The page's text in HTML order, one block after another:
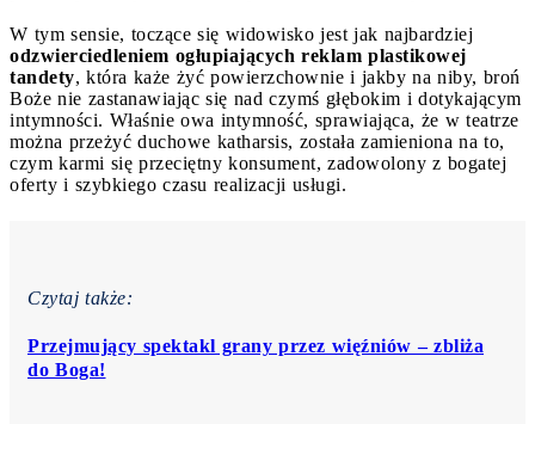
W tym sensie, toczące się widowisko jest jak najbardziej
odzwierciedleniem ogłupiających reklam plastikowej
tandety, która każe żyć powierzchownie i jakby na niby, broń
Boże nie zastanawiając się nad czymś głębokim i dotykającym
intymności. Właśnie owa intymność, sprawiająca, że w teatrze
można przeżyć duchowe katharsis, została zamieniona na to,
czym karmi się przeciętny konsument, zadowolony z bogatej
oferty i szybkiego czasu realizacji usługi.
Czytaj także:
Przejmujący spektakl grany przez więźniów – zbliża
do Boga!